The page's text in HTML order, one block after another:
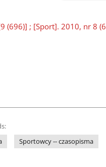
(696)] ; [Sport]. 2010, nr 8
Sportowcy -- czasopisma